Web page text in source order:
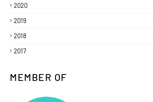
2020
2019
2018
2017
MEMBER OF